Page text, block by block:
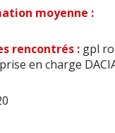
moyenne :
rencontrés : gpl
en charge